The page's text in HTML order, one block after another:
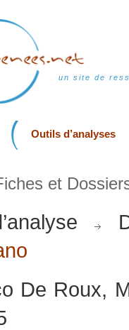
un site de
Outils d’analyses
et
De Roux,